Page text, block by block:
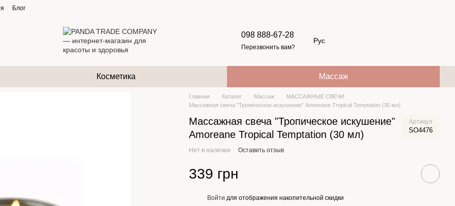
Блог
098 888-67-28
Перезвонить вам?
Рус
Косметика Массаж
Главная Каталог Массаж
МАССАЖНЫЕ СВЕЧИ
Массажная свеча "Тропическое искушение" Amoreane Tropical Temptation (30 мл)
Массажная свеча "Тропическое искушение"
Amoreane Tropical Temptation (30 мл)
Артикул
SO4476
Нет в наличии Оставить отзыв
339 грн
Войти для отображения накопительной скидки